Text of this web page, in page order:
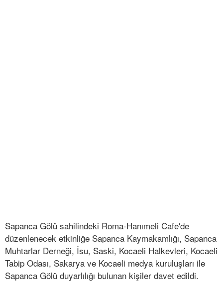
Sapanca Gölü sahilindeki Roma-Hanımeli Cafe'de
düzenlenecek etkinliğe Sapanca Kaymakamlığı, Sapanca
Muhtarlar Derneği, İsu, Saski, Kocaeli Halkevleri, Kocaeli
Tabip Odası, Sakarya ve Kocaeli medya kuruluşları ile
Sapanca Gölü duyarlılığı bulunan kişiler davet edildi.